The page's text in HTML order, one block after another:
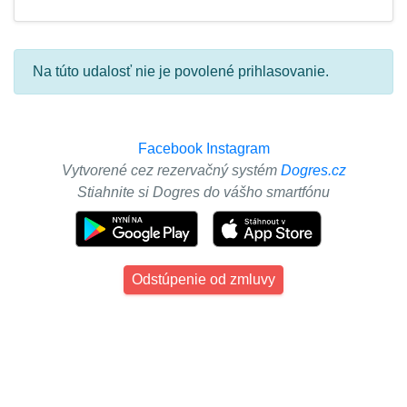
Na túto udalosť nie je povolené prihlasovanie.
Facebook Instagram
Vytvorené cez rezervačný systém Dogres.cz
Stiahnite si Dogres do vášho smartfónu
Odstúpenie od zmluvy